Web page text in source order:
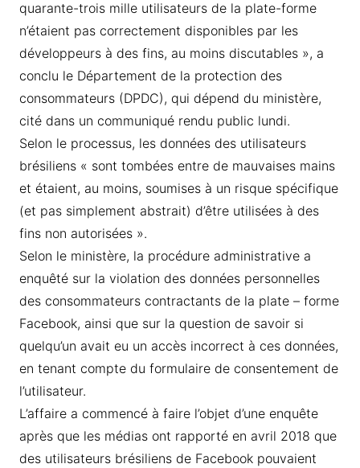
quarante-trois mille utilisateurs de la plate-forme
n’étaient pas correctement disponibles par les
développeurs à des fins, au moins discutables », a
conclu le Département de la protection des
consommateurs (DPDC), qui dépend du ministère,
cité dans un communiqué rendu public lundi.
Selon le processus, les données des utilisateurs
brésiliens « sont tombées entre de mauvaises mains
et étaient, au moins, soumises à un risque spécifique
(et pas simplement abstrait) d’être utilisées à des
fins non autorisées ».
Selon le ministère, la procédure administrative a
enquêté sur la violation des données personnelles
des consommateurs contractants de la plate – forme
Facebook, ainsi que sur la question de savoir si
quelqu’un avait eu un accès incorrect à ces données,
en tenant compte du formulaire de consentement de
l’utilisateur.
L’affaire a commencé à faire l’objet d’une enquête
après que les médias ont rapporté en avril 2018 que
des utilisateurs brésiliens de Facebook pouvaient